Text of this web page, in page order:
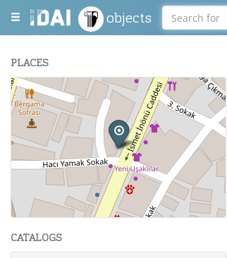
objects
PLACES
+
−
Leaflet| Maps and Data © OpenStreetMap.
CATALOGS